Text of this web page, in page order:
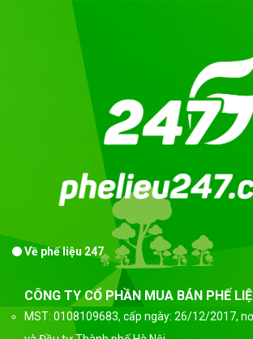
Về phế liệu 247
CÔNG TY CỔ PHẦN MUA BÁN PHẾ
MST: 0108109683, cấp ngày: 26/12/2017,